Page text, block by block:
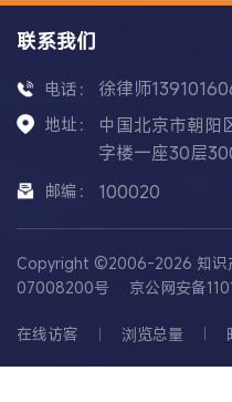
联系我们
电话： 徐律师
地址：
中国北京市朝阳
字楼一座30层
邮编： 100020
Copyright ©2006-2026 知识
07008200号
京公网安备
在线访客 浏览总量